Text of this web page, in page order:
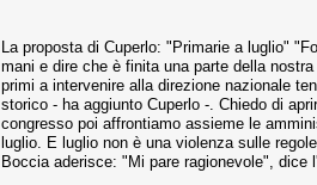
La proposta di Cuperlo: "Primarie a luglio"
mani e dire che è finita una parte della
primi a intervenire alla direzione nazionale
storico - ha aggiunto Cuperlo -. Chiedo di
congresso poi affrontiamo assieme le
luglio. E luglio non è una violenza sulle
Boccia aderisce: "Mi pare ragionevole",